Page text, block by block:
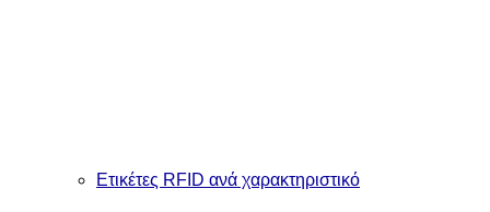
Ετικέτες RFID ανά χαρακτηριστικό